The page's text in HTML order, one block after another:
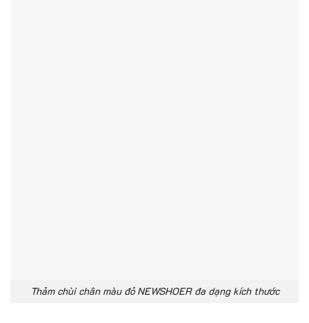
Thảm chùi chân màu đỏ NEWSHOER đa dạng kích thước